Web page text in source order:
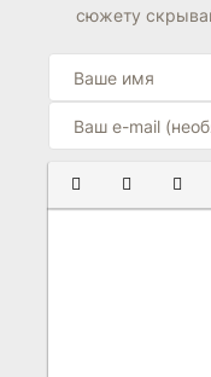
сюжету
ПОЛУЖИРНЫЙ
КУРСИВ